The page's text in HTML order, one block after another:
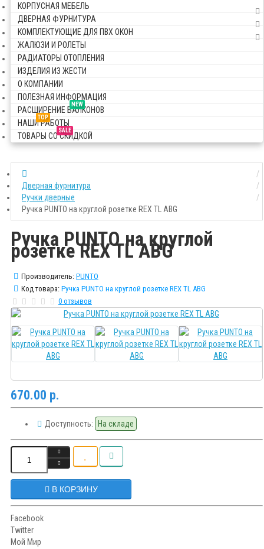
КОРПУСНАЯ МЕБЕЛЬ
ДВЕРНАЯ ФУРНИТУРА
КОМПЛЕКТУЮЩИЕ ДЛЯ ПВХ ОКОН
ЖАЛЮЗИ И РОЛЕТЫ
РАДИАТОРЫ ОТОПЛЕНИЯ
ИЗДЕЛИЯ ИЗ ЖЕСТИ
О КОМПАНИИ
ПОЛЕЗНАЯ ИНФОРМАЦИЯ
NEW
РАСШИРЕНИЕ БАЛКОНОВ
TOP
НАШИ РАБОТЫ
SALE
ТОВАРЫ СО СКИДКОЙ
Дверная фурнитура
Ручки дверные
Ручка PUNTO на круглой розетке REX TL ABG
Ручка PUNTO на круглой
розетке REX TL ABG
Производитель: PUNTO
Код товара: Ручка PUNTO на круглой розетке REX TL ABG
0 отзывов
670.00 р.
Доступность: На складе
В КОРЗИНУ
Facebook
Twitter
Мой Мир